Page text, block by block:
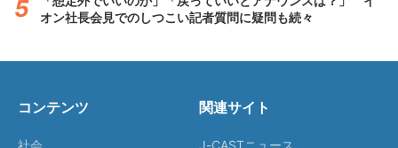
オン社長会見でのしつこい記者質問に疑問も続々
コンテンツ
社会
関連サイト
J-CASTニュース